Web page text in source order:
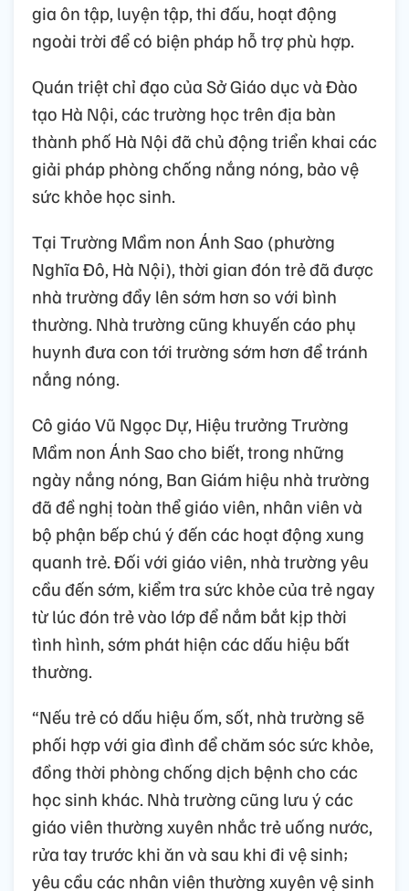
gia ôn tập, luyện tập, thi đấu, hoạt động
ngoài trời để có biện pháp hỗ trợ phù hợp.
Quán triệt chỉ đạo của Sở Giáo dục và Đào
tạo Hà Nội, các trường học trên địa bàn
thành phố Hà Nội đã chủ động triển khai các
giải pháp phòng chống nắng nóng, bảo vệ
sức khỏe học sinh.
Tại Trường Mầm non Ánh Sao (phường
Nghĩa Đô, Hà Nội), thời gian đón trẻ đã được
nhà trường đẩy lên sớm hơn so với bình
thường. Nhà trường cũng khuyến cáo phụ
huynh đưa con tới trường sớm hơn để tránh
nắng nóng.
Cô giáo Vũ Ngọc Dự, Hiệu trưởng Trường
Mầm non Ánh Sao cho biết, trong những
ngày nắng nóng, Ban Giám hiệu nhà trường
đã đề nghị toàn thể giáo viên, nhân viên và
bộ phận bếp chú ý đến các hoạt động xung
quanh trẻ. Đối với giáo viên, nhà trường yêu
cầu đến sớm, kiểm tra sức khỏe của trẻ ngay
từ lúc đón trẻ vào lớp để nắm bắt kịp thời
tình hình, sớm phát hiện các dấu hiệu bất
thường.
“Nếu trẻ có dấu hiệu ốm, sốt, nhà trường sẽ
phối hợp với gia đình để chăm sóc sức khỏe,
đồng thời phòng chống dịch bệnh cho các
học sinh khác. Nhà trường cũng lưu ý các
giáo viên thường xuyên nhắc trẻ uống nước,
rửa tay trước khi ăn và sau khi đi vệ sinh;
yêu cầu các nhân viên thường xuyên vệ sinh